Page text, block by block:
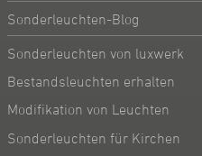
Sonderleuchten-Blog
Sonderleuchten von luxwerk
Bestandsleuchten erhalten
Modifikation von Leuchten
Sonderleuchten für Kirchen